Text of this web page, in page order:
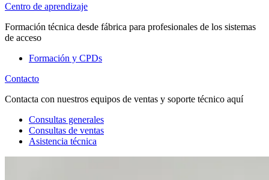
Centro de aprendizaje
Formación técnica desde fábrica para profesionales de los sistemas
de acceso
Formación y CPDs
Contacto
Contacta con nuestros equipos de ventas y soporte técnico aquí
Consultas generales
Consultas de ventas
Asistencia técnica